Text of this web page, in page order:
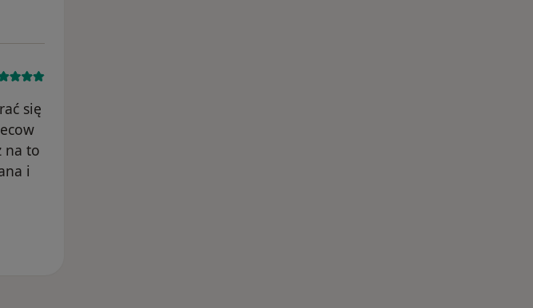
się
na to
i